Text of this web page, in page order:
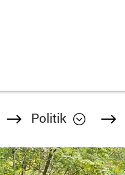
Politik